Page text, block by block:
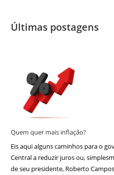
Últimas postagens
Quem quer mais inflação?
Eis aqui alguns caminhos para o
Central a reduzir juros ou,
de seu presidente, Roberto